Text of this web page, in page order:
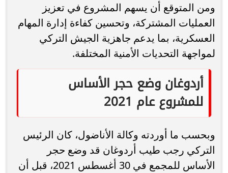
ومن المتوقع أن يسهم المشروع في تعزيز
العمليات المشتركة، وتحسين كفاءة إدارة المهام
العسكرية، بما يدعم جاهزية الجيش التركي
لمواجهة التحديات الأمنية المختلفة.
أردوغان وضع حجر الأساس
للمشروع عام 2021
وبحسب ما أوردته وكالة الأناضول، كان الرئيس
التركي رجب طيب أردوغان قد وضع حجر
الأساس للمجمع في 30 أغسطس 2021، قبل أن